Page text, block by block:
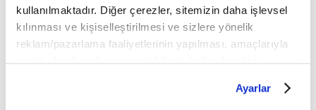
kullanılmaktadır. Diğer çerezler, sitemizin daha işlevsel
kılınması ve kişiselleştirilmesi ve sizlere yönelik
reklam/pazarlama faaliyetlerinin yapılması, amaçlarıyla
sınırlı olarak açık rızanız dahilinde kullanılacaktır.
belirleyebilirsiniz. Çerezlere ilişkin detaylı bilgi için
Ayarlar
SMA hastalarının